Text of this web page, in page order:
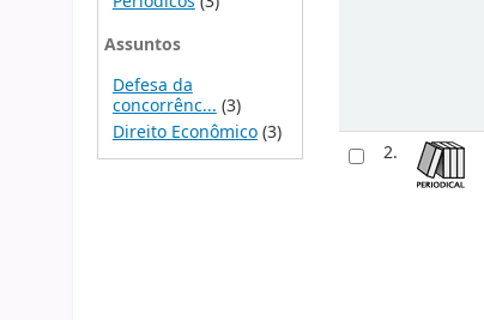
Assuntos
Defesa da
concorrênc...(3)
Direito Econômico(3)
2.